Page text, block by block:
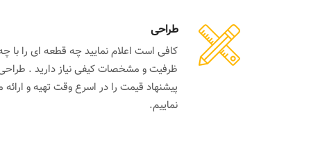
طراحی
کافی است اعلام نمایید چه قطعه ای را با
ظرفیت و مشخصات کیفی نیاز دارید .
پیشنهاد قیمت را در اسرع وقت تهیه و
نماییم.